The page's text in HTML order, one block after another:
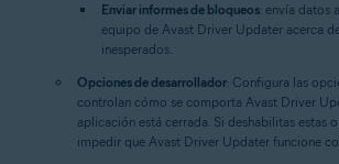
Enviar informes de bloqueos: envía datos
equipo de Avast Driver Updater acerca
inesperados.
Opciones de desarrollador: Configura las
controlan cómo se comporta Avast Driver
aplicación está cerrada. Si deshabilitas estas
impedir que Avast Driver Updater funcione